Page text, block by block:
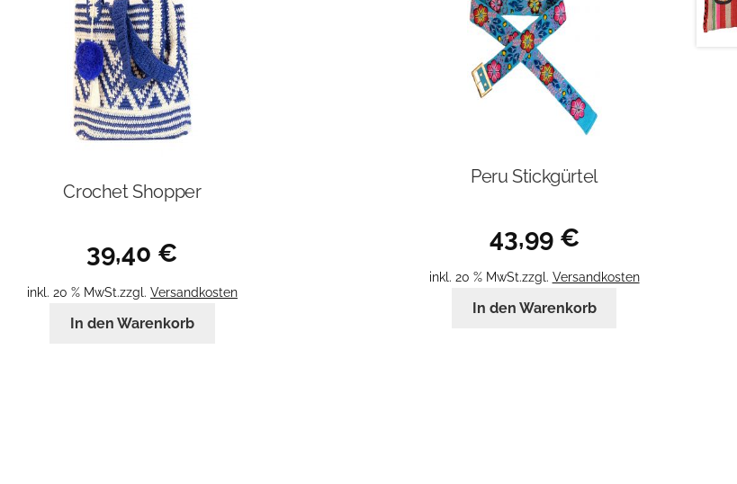
Crochet Shopper
39,40 €
inkl. 20 % MwSt.zzgl. Versandkosten
In den Warenkorb
Peru Stickgürtel
43,99 €
inkl. 20 % MwSt.zzgl. Versandkosten
In den Warenkorb